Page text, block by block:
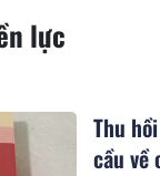
lực
Thu
cầu về